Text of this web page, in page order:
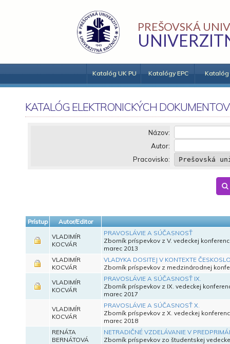
PREŠOVSKÁ
Katalóg UK PU Katalógy EPC Katalóg
KATALÓG ELEKTRONICKÝCH DOKUMENTOV
Názov:
Autor:
Pracovisko:
Prístup
Autor/Editor
VLADIMÍR
KOCVÁR
PRAVOSLÁVIE A SÚČASNOSŤ
Zborník príspevkov z V. vedeckej
marec 2013
VLADIMÍR
KOCVÁR
VLADYKA DOSITEJ V KONTEXTE
Zborník príspevkov z medzinárodnej
VLADIMÍR
KOCVÁR
PRAVOSLÁVIE A SÚČASNOSŤ IX.
Zborník príspevkov z IX. vedeckej
marec 2017
VLADIMÍR
KOCVÁR
PRAVOSLÁVIE A SÚČASNOSŤ X.
Zborník príspevkov z X. vedeckej
marec 2018
RENÁTA
BERNÁTOVÁ
NETRADIČNÉ VZDELÁVANIE V
Zborník príspevkov zo študentskej